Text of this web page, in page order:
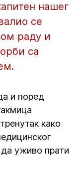
нашег
се
раду и
са
и поред
како
уживо прати